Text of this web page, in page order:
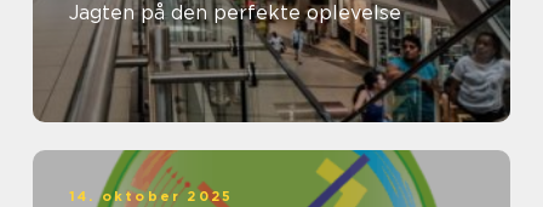
Jagten på den perfekte oplevelse
14. oktober 2025